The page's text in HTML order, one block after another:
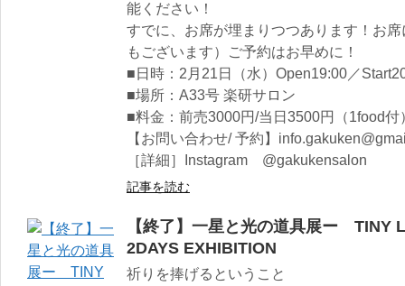
能ください！
すでに、お席が埋まりつつあります！お
もございます）ご予約はお早めに！
■日時：2月21日（水）Open19:00／
■場所：A33号 楽研サロン
■料金：前売3000円/当日3500円（1food
【お問い合わせ/ 予約】
［詳細］Instagram @gakukensalon
記事を読む
【終了】一星と光の道具展ー TINY
2DAYS EXHIBITION
祈りを捧げるということ